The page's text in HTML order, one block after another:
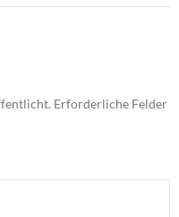
Erforderliche Felder